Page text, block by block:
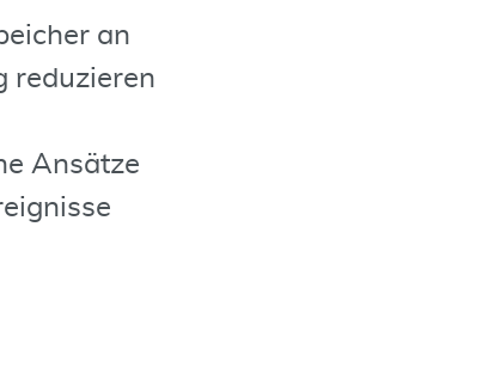
an
reduzieren
Ansätze